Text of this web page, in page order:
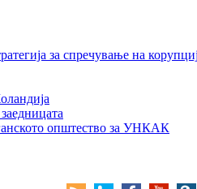
за спречување на
општество за УНКАК